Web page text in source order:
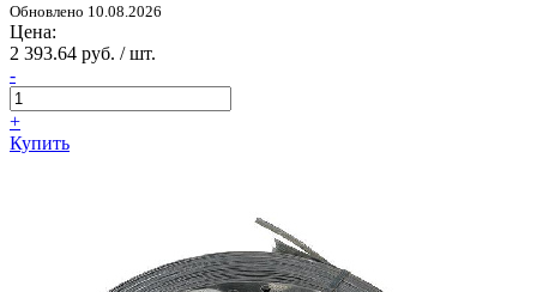
Обновлено 10.08.2026
Цена:
2 393.64 руб. / шт.
-
+
Купить